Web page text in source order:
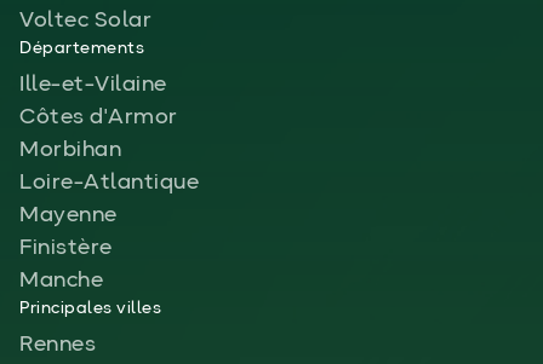
Voltec Solar
Départements
Ille-et-Vilaine
Côtes d'Armor
Morbihan
Loire-Atlantique
Mayenne
Finistère
Manche
Principales villes
Rennes